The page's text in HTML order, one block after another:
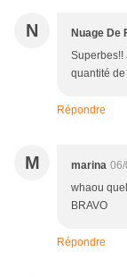
N Nuage De
Superbes!!
quantité
Répondre
M marina
whaou
BRAVO
Répondre